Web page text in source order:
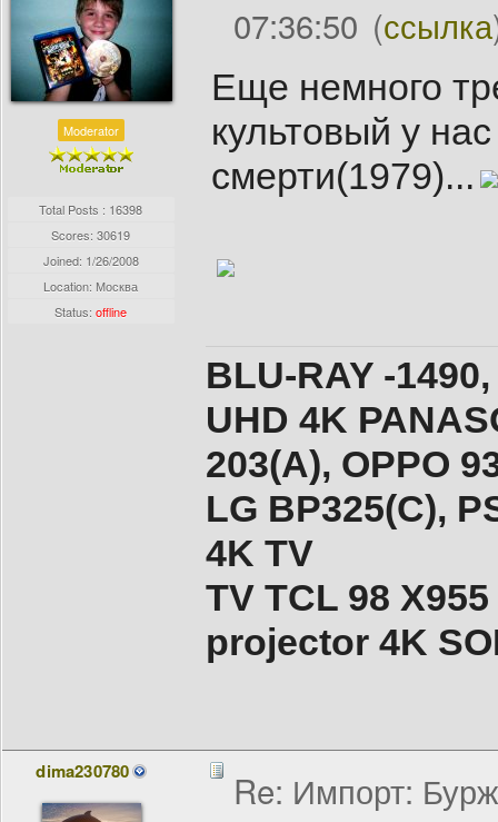
Moderator
Total Posts : 16398
Scores: 30619
Joined: 1/26/2008
Location: Москва
Status:offline
07:36:50 (ссылка
Еще немного
культовый у
смерти(1979)...
BLU-RAY -
UHD 4K
203(A), ОPPO
LG BP325(C),
4K TV
TV TCL 98 X955
projector 4K
dima230780
Re: Импорт: